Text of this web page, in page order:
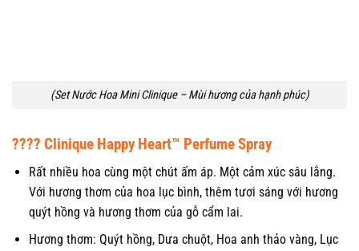
(Set Nước Hoa Mini Clinique – Mùi hương của hạnh phúc)
???? Clinique Happy Heart™ Perfume Spray
Rất nhiều hoa cùng một chút ấm áp. Một cảm xúc sâu lắng.
Với hương thơm của hoa lục bình, thêm tươi sáng với hương
quýt hồng và hương thơm của gỗ cẩm lai.
Hương thơm: Quýt hồng, Dưa chuột, Hoa anh thảo vàng, Lục